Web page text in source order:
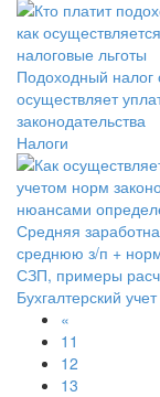
Подоходный налог
осуществляет
законодательства
Налоги
Средняя
среднюю з/п +
СЗП, примеры
Бухгалтерский учет
«
11
12
13